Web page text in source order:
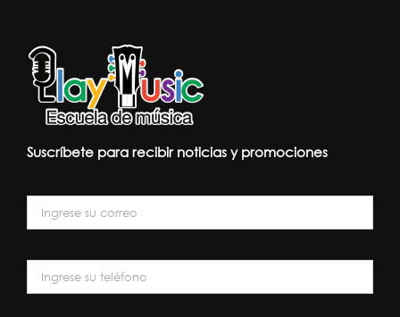
Suscríbete para recibir noticias y promociones